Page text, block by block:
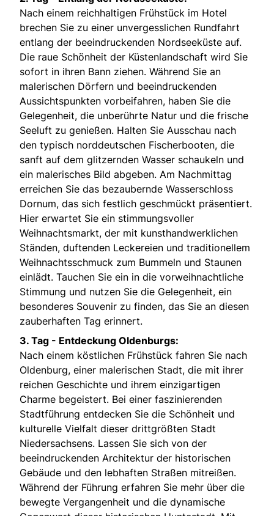
Nach einem reichhaltigen Frühstück im Hotel
brechen Sie zu einer unvergesslichen Rundfahrt
entlang der beeindruckenden Nordseeküste auf.
Die raue Schönheit der Küstenlandschaft wird Sie
sofort in ihren Bann ziehen. Während Sie an
malerischen Dörfern und beeindruckenden
Aussichtspunkten vorbeifahren, haben Sie die
Gelegenheit, die unberührte Natur und die frische
Seeluft zu genießen. Halten Sie Ausschau nach
den typisch norddeutschen Fischerbooten, die
sanft auf dem glitzernden Wasser schaukeln und
ein malerisches Bild abgeben. Am Nachmittag
erreichen Sie das bezaubernde Wasserschloss
Dornum, das sich festlich geschmückt präsentiert.
Hier erwartet Sie ein stimmungsvoller
Weihnachtsmarkt, der mit kunsthandwerklichen
Ständen, duftenden Leckereien und traditionellem
Weihnachtsschmuck zum Bummeln und Staunen
einlädt. Tauchen Sie ein in die vorweihnachtliche
Stimmung und nutzen Sie die Gelegenheit, ein
besonderes Souvenir zu finden, das Sie an diesen
zauberhaften Tag erinnert.
3. Tag - Entdeckung Oldenburgs:
Nach einem köstlichen Frühstück fahren Sie nach
Oldenburg, einer malerischen Stadt, die mit ihrer
reichen Geschichte und ihrem einzigartigen
Charme begeistert. Bei einer faszinierenden
Stadtführung entdecken Sie die Schönheit und
kulturelle Vielfalt dieser drittgrößten Stadt
Niedersachsens. Lassen Sie sich von der
beeindruckenden Architektur der historischen
Gebäude und den lebhaften Straßen mitreißen.
Während der Führung erfahren Sie mehr über die
bewegte Vergangenheit und die dynamische